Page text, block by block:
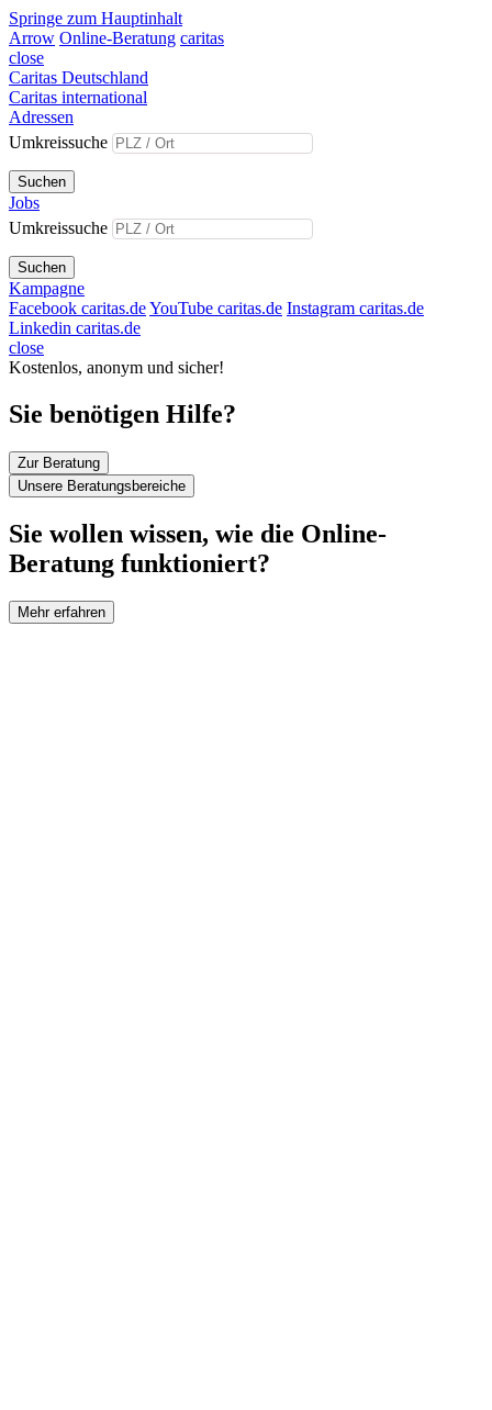
Springe zum Hauptinhalt
Arrow Online-Beratung caritas
close
Caritas Deutschland
Caritas international
Adressen
Umkreissuche
Suchen
Jobs
Umkreissuche
Suchen
Kampagne
Facebook caritas.deYouTube caritas.de Instagram caritas.de
Linkedin caritas.de
close
Kostenlos, anonym und sicher!
Sie benötigen Hilfe?
Zur Beratung
Unsere Beratungsbereiche
Sie wollen wissen, wie die Online-
Beratung funktioniert?
Mehr erfahren